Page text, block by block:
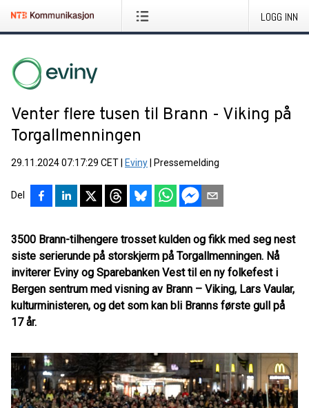
LOGG INN
Venter flere tusen til Brann - Viking på
Torgallmenningen
29.11.2024 07:17:29 CET Eviny Pressemelding
Del
3500 Brann-tilhengere trosset kulden og fikk med seg nest
siste serierunde på storskjerm på Torgallmenningen. Nå
inviterer Eviny og Sparebanken Vest til en ny folkefest i
Bergen sentrum med visning av Brann – Viking, Lars Vaular,
kulturministeren, og det som kan bli Branns første gull på
17 år.